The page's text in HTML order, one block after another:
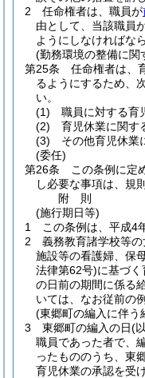
2
任命権者は、職員が
由として、当該職員
ようにしなければな
(勤務環境の整備に関
第25条
任命権者は、
るようにするため、
い。
(1)
職員に対する育
(2)
育児休業に関す
(3)
その他育児休業
(委任)
第26条
この条例に定
し必要な事項は、規
附 則
(施行期日等)
1
この条例は、平成4
2
義務教育諸学校等
施設等の看護婦、保
法律第62号)に基づ
の日前の期間に係る
いては、なお従前の
(東郷町の編入に伴う
3
東郷町の編入の日(
職員であった者で、
ったもののうち、東
育児休業の承認を受